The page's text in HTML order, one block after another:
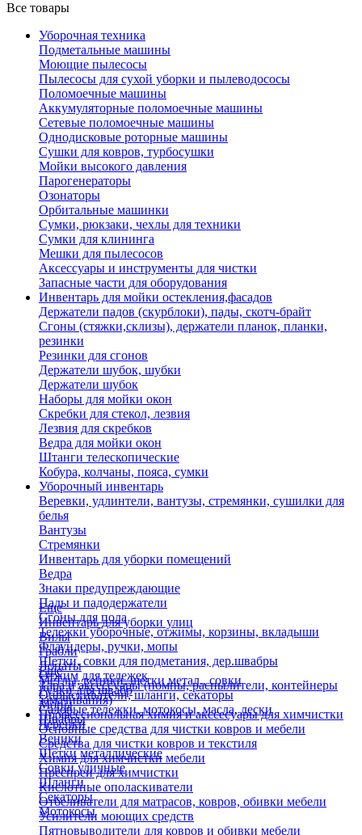
Все товары
Уборочная техника
Подметальные машины
Моющие пылесосы
Пылесосы для сухой уборки и пылеводососы
Поломоечные машины
Аккумуляторные поломоечные машины
Сетевые поломоечные машины
Однодисковые роторные машины
Сушки для ковров, турбосушки
Мойки высокого давления
Парогенераторы
Озонаторы
Орбитальные машинки
Сумки, рюкзаки, чехлы для техники
Сумки для клининга
Мешки для пылесосов
Аксессуары и инструменты для чистки
Запасные части для оборудования
Инвентарь для мойки остекления,фасадов
Держатели падов (скурблоки), пады, скотч-брайт
Сгоны (стяжки,склизы), держатели планок, планки,
резинки
Резинки для сгонов
Держатели шубок, шубки
Держатели шубок
Наборы для мойки окон
Скребки для стекол, лезвия
Лезвия для скребков
Ведра для мойки окон
Штанги телескопические
Кобура, колчаны, пояса, сумки
Уборочный инвентарь
Веревки, удлинтели, вантузы, стремянки, сушилки для
белья
Вантузы
Стремянки
Инвентарь для уборки помещений
Ведра
Знаки предупреждающие
Пады и падодержатели
Сгоны для пола
Тележки уборочные, отжимы, корзины, вкладыши
Флаундеры, ручки, мопы
Щетки, совки для подметания, дер.швабры
Отжим для тележек
Ручки для швабр
Мопы
Швабры
Еще
Инвентарь для уборки улиц
Вилы
Грабли
Лопаты
Метлы, веники, щетки метал., совки
Опрыскиватели, шланги, секаторы
Садовые тележки, мотокосы, масла, лески
Черенки
Веники
Щетки металлические
Совки уличные
Шланги
Секаторы
Мотокосы
Еще
Тара и аксессуары (помпы, распылители, контейнеры
замачивания)
Профессиональная химия и акссесуары для химчистки
Основные средства для чистки ковров и мебели
Средства для чистки ковров и текстиля
Химия для химчистки мебели
Преспреи для химчистки
Кислотные ополаскиватели
Отбеливатели для матрасов, ковров, обивки мебели
Усилители моющих средств
Пятновыводители для ковров и обивки мебели